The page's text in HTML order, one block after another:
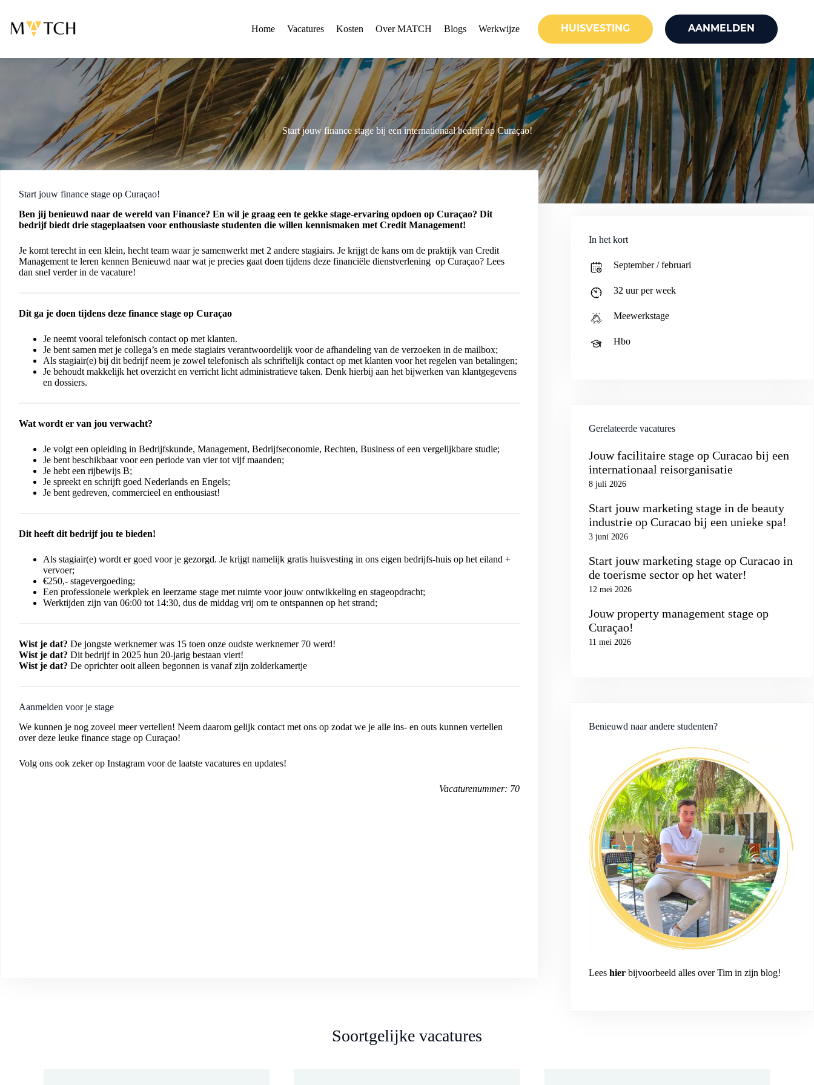
inhoud
Home Vacatures Kosten Over MATCH Blogs Werkwijze HUISVESTING AANMELDEN
Start jouw finance stage bij een internationaal bedrijf op Curaçao!
Start jouw finance stage op Curaçao!
Ben jij benieuwd naar de wereld van Finance? En wil je graag een te gekke stage-ervaring opdoen op Curaçao? Dit
bedrijf biedt drie stageplaatsen voor enthousiaste studenten die willen kennismaken met Credit Management!
Je komt terecht in een klein, hecht team waar je samenwerkt met 2 andere stagiairs. Je krijgt de kans om de praktijk van Credit
Management te leren kennen Benieuwd naar wat je precies gaat doen tijdens deze financiële dienstverlening op Curaçao? Lees
dan snel verder in de vacature!
Dit ga je doen tijdens deze finance stage op Curaçao
Je neemt vooral telefonisch contact op met klanten.
Je bent samen met je collega’s en mede stagiairs verantwoordelijk voor de afhandeling van de verzoeken in de mailbox;
Als stagiair(e) bij dit bedrijf neem je zowel telefonisch als schriftelijk contact op met klanten voor het regelen van betalingen;
Je behoudt makkelijk het overzicht en verricht licht administratieve taken. Denk hierbij aan het bijwerken van klantgegevens
en dossiers.
Wat wordt er van jou verwacht?
Je volgt een opleiding in Bedrijfskunde, Management, Bedrijfseconomie, Rechten, Business of een vergelijkbare studie;
Je bent beschikbaar voor een periode van vier tot vijf maanden;
Je hebt een rijbewijs B;
Je spreekt en schrijft goed Nederlands en Engels;
Je bent gedreven, commercieel en enthousiast!
Dit heeft dit bedrijf jou te bieden!
Als stagiair(e) wordt er goed voor je gezorgd. Je krijgt namelijk gratis huisvesting in ons eigen bedrijfs-huis op het eiland +
vervoer;
€250,- stagevergoeding;
Een professionele werkplek en leerzame stage met ruimte voor jouw ontwikkeling en stageopdracht;
Werktijden zijn van 06:00 tot 14:30, dus de middag vrij om te ontspannen op het strand;
Wist je dat? De jongste werknemer was 15 toen onze oudste werknemer 70 werd!
Wist je dat? Dit bedrijf in 2025 hun 20-jarig bestaan viert!
Wist je dat? De oprichter ooit alleen begonnen is vanaf zijn zolderkamertje
Aanmelden voor je stage
We kunnen je nog zoveel meer vertellen! Neem daarom gelijk contact met ons op zodat we je alle ins- en outs kunnen vertellen
over deze leuke finance stage op Curaçao!
Volg ons ook zeker op Instagram voor de laatste vacatures en updates!
Vacaturenummer: 70
In het kort
September / februari
32 uur per week
Meewerkstage
Hbo
Gerelateerde vacatures
Jouw facilitaire stage op Curacao bij een
internationaal reisorganisatie
8 juli 2026
Start jouw marketing stage in de beauty
industrie op Curacao bij een unieke spa!
3 juni 2026
Start jouw marketing stage op Curacao in
de toerisme sector op het water!
12 mei 2026
Jouw property management stage op
Curaçao!
11 mei 2026
Benieuwd naar andere studenten?
Lees hierbijvoorbeeld alles over Tim in zijn blog!
Soortgelijke vacatures